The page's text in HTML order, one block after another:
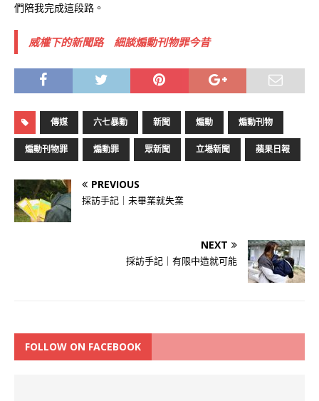
們陪我完成這段路。
威權下的新聞路 細談煽動刊物罪今昔
傳媒 六七暴動 新聞 煽動 煽動刊物
煽動刊物罪 煽動罪 眾新聞 立場新聞 蘋果日報
PREVIOUS
採訪手記｜未畢業就失業
NEXT
採訪手記｜有限中造就可能
FOLLOW ON FACEBOOK